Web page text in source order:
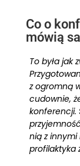
Co o
mówią
To była jak
z ogromną
cudownie,
konferencji.
nią z
profilaktyka